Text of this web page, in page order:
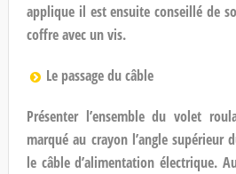
applique il est ensuite conseillé de
coffre avec un vis.
Le passage du câble
Présenter l’ensemble du volet
marqué au crayon l’angle
le câble d’alimentation électrique.